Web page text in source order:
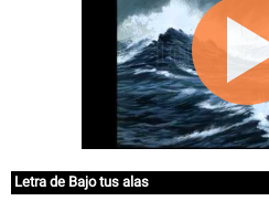
Letra de Bajo tus alas